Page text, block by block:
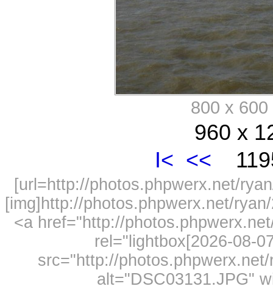
800 x
960 x
I< <<
[url=http://photos.phpwerx.net/
[img]http://photos.phpwerx.net/
<a href="http://
rel="lightbox[2026-08-
src="http://
alt="DSC03131.JPG"